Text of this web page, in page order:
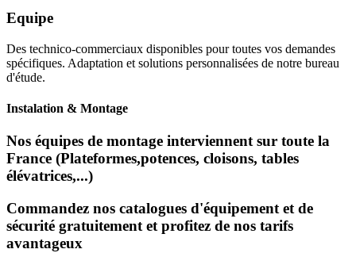
Equipe
Des technico-commerciaux disponibles pour toutes vos demandes
spécifiques. Adaptation et solutions personnalisées de notre bureau
d'étude.
Instalation & Montage
Nos équipes de montage interviennent sur toute la
France (Plateformes,potences, cloisons, tables
élévatrices,...)
Commandez nos catalogues d'équipement et de
sécurité gratuitement et profitez de nos tarifs
avantageux